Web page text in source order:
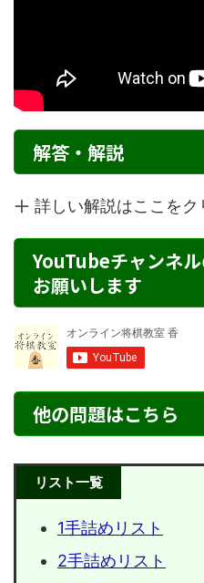
解答・解説
詳しい解説はここをク
YouTubeチャンネ
お願いします
他の問題はこちら
リスト一覧
1手詰めリスト
2手詰めリスト